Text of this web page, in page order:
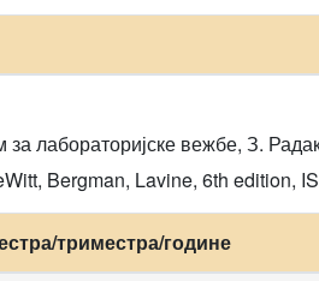
лабораторијске вежбе, З.
Bergman, Lavine, 6th edition,
триместра/године